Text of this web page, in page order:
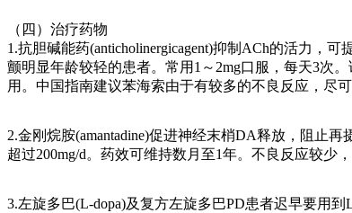
（四）治疗药物
1.抗胆碱能药(anticholinergicagent)抑制ACh的活力，
颤明显年龄较轻的患者。常用1～2mg口服，每天3次
用。中国指南建议苯海索由于有较多的不良反应，尽
2.金刚烷胺(amantadine)促进神经末梢DA释放，阻止
超过200mg/d。药效可维持数月至1年。不良反应较少
3.左旋多巴(L-dopa)及复方左旋多巴PD患者迟早要用